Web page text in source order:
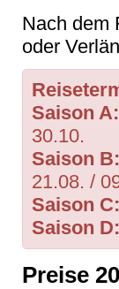
Nach dem
oder
Saison A:
30.10.
Saison B:
21.08. /
Saison C:
Saison D:
Preise